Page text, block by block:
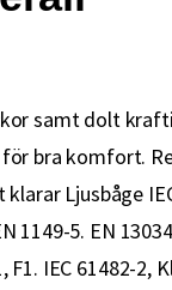
samt dolt
bra komfort.
Ljusbåge
1149-5. EN
F1. IEC 61482-2,